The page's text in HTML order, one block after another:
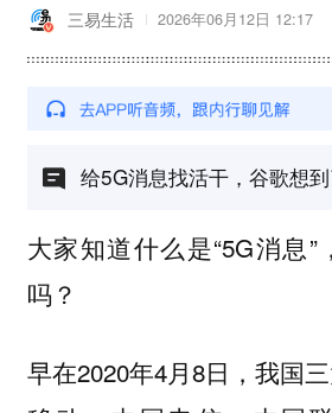
三易生活 2026年06月12日 12:17
给5G消息找活干，谷歌想到
大家知道什么是“5G消息
吗？
早在2020年4月8日，我国